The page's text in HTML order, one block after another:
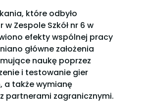
które odbyło
w Zespole Szkół nr 6 w
efekty wspólnej pracy
główne założenia
naukę poprzez
i testowanie gier
a także wymianę
partnerami zagranicznymi.